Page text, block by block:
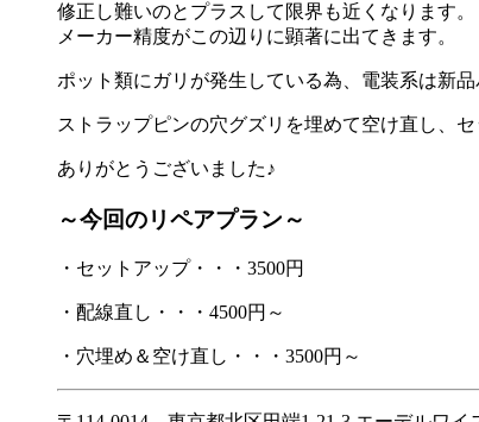
修正し難いのとプラスして限界も近くなります。
メーカー精度がこの辺りに顕著に出てきます。
ポット類にガリが発生している為、電装系は新
ストラップピンの穴グズリを埋めて空け直し、
ありがとうございました♪
～今回のリペアプラン～
・セットアップ・・・3500円
・配線直し・・・4500円～
・穴埋め＆空け直し・・・3500円～